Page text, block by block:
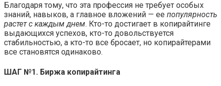
Благодаря тому, что эта профессия не требует особых
знаний, навыков, а главное вложений — ее популярность
растет с каждым днем. Кто-то достигает в копирайтинге
выдающихся успехов, кто-то довольствуется
стабильностью, а кто-то все бросает, но копирайтерами
все становятся одинаково.
ШАГ №1. Биржа копирайтинга